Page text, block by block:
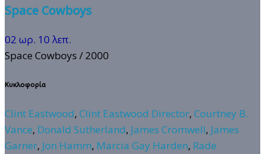
Space Cowboys
02 ωρ. 10 λεπ.
Space Cowboys / 2000
Κυκλοφορία
Clint Eastwood, Clint Eastwood Director, Courtney B.
Vance, Donald Sutherland, James Cromwell, James
Garner, Jon Hamm, Marcia Gay Harden, Rade